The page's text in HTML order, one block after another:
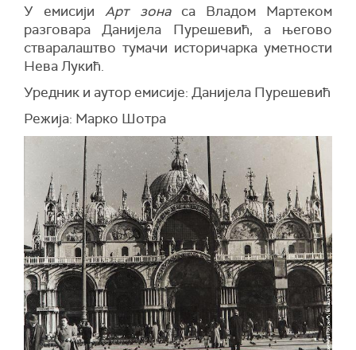
У емисијиАрт зонаса Владом Мартеком
разговара Данијела Пурешевић, а његово
стваралаштво тумачи историчарка уметности
Нева Лукић.
Уредник и аутор емисије: Данијела Пурешевић
Режија: Марко Шотра